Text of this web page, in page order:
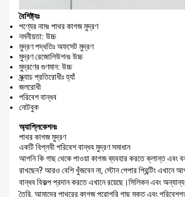
বৈশিষ্ট্যঃ
পণ্যের নামঃ পাথর কাগজ মুদ্রণ
নমনীয়তা: উচ্চ
মুদ্রণ পদ্ধতিঃ অফসেট মুদ্রণ
মুদ্রণ রেজোলিউশনঃ উচ্চ
মুদ্রণের গুণমান: উচ্চ
স্ক্র্যাচ প্রতিরোধীঃ হ্যাঁ
জলরোধী
পরিবেশ বান্ধব
নোটবুক
অ্যাপ্লিকেশনঃ
পাথর কাগজ মুদ্রণ
একটি বিপ্লবী পরিবেশ বান্ধব মুদ্রণ সমাধান
আপনি কি গাছ থেকে পাওয়া কাগজ ব্যবহার করতে ক্লান্ত এবং
রাখছেন? আরও বেশি খুঁজবেন না, স্টোন পেপার প্রিন্টিং এখানে
বান্ধব বিকল্প প্রদান করতে এখানে রয়েছে।সিলিকন এবং
তৈরি, আমাদের পাথরের কাগজ পুরোপুরি গাছ মুক্ত এবং